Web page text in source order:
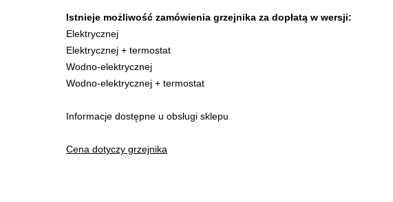
Istnieje możliwość zamówienia grzejnika za dopłatą w wersji:
Elektrycznej
Elektrycznej + termostat
Wodno-elektrycznej
Wodno-elektrycznej + termostat
Informacje dostępne u obsługi sklepu
Cena dotyczy grzejnika